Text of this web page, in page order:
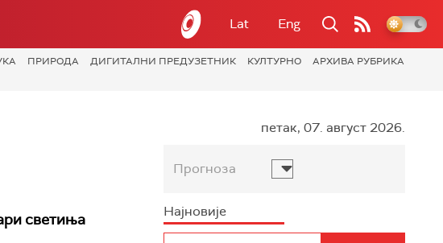
Lat Eng
ПРИРОДА ДИГИТАЛНИ ПРЕДУЗЕТНИК КУЛТУРНО
АРХИВА РУБРИКА
светиња
петак, 07. август 2026.
Прогноза
Најновије